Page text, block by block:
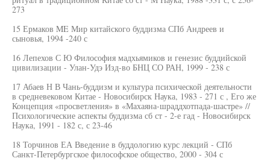
273
15 Ермаков ME Мир китайского буддизма СПб Андреев и
сыновья, 1994 -240 с
16 Лепехов С Ю Философия мадхьямиков и генезис буддийской
цивилизации - Улан-Удэ Изд-во БНЦ СО РАН, 1999 - 238 с
17 Абаев Н В Чань-буддизм и культура психической деятельности
в средневековом Китае - Новосибирск Наука, 1983 - 271 с , Его же
Концепция «просветления» в «Махаяна-шраддхотпада-шастре» //
Психологические аспекты буддизма сб ст - 2-е гад - Новосибирск
Наука, 1991 - 182 с, с 23-46
18 Торчинов ЕА Введение в буддологию курс лекций - СПб
Санкт-Петербургское философское общество, 2000 - 304 с